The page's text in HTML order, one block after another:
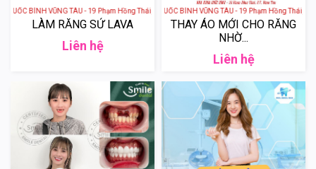
BÌNH VŨNG TÀU - 19 Phạm Hồng Thái, phường 7, Thành phố Vũng Tầu, Bà Rịa - Vũng Tàu,
LÀM RĂNG SỨ LAVA
Liên hệ
NHA KHOA THẨM MỸ QUỐC BÌNH VŨNG TÀU - 19 Phạm Hồng Thái,
THAY ÁO MỚI CHO RĂNG
NHỜ...
Liên hệ